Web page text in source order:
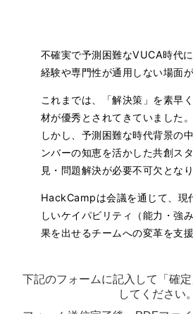
不確実で予測困難なVUCA時代
経験や専門性が通用しない場面
これまでは、「解決策」を素早
材が優秀とされてきていました。
しかし、予測困難な時代背景の
ンバーの知恵を活かした共創ス
見・問題解決が必要不可欠となり
HackCampは会議を通じて、現
しいケイパビリティ（能力・強
果を出せるチームへの変革を支援